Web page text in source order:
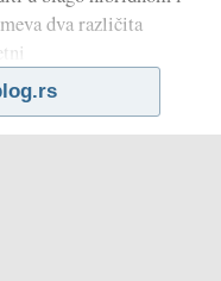
dva različita